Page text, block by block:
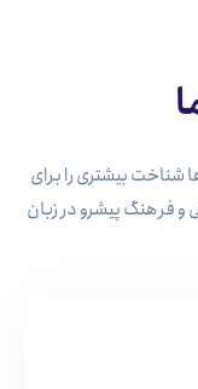
شناخت بیشتری را برای
فرهنگ پیشرو در زبان